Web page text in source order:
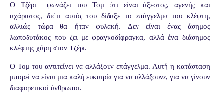
Ο Τζέρι φωνάζει του Τομ ότι είναι άξεστος, αγενής και
αχάριστος, διότι αυτός του δίδαξε το επάγγελμα του κλέφτη,
αλλιώς τώρα θα ήταν φυλακή. Δεν είναι ένας άσημος
λωποδυτάκος που ζει με φραγκοδίφραγκα, αλλά ένα διάσημος
κλέφτης χάρη στον Τζέρι.
Ο Τομ του αντιτείνει να αλλάξουν επάγγελμα. Αυτή η κατάσταση
μπορεί να είναι μια καλή ευκαιρία για να αλλάξουνε, για να γίνουν
διαφορετικοί άνθρωποι.